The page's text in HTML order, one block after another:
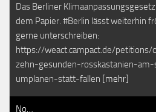
Das Berliner
dem Papier. #Berlin lässt weiterhin
gerne unterschreiben:
https://weact.campact.de/
zehn-gesunden-rosskastanien-
umplanen-statt-fallen [mehr]
No…